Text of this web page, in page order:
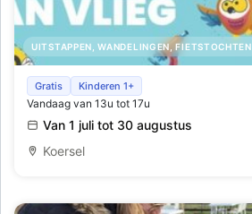
UITSTAPPEN, WANDELINGEN, FIETSTOCHTEN
Schatten van Vlieg in De Watersnip
Gratis Kinderen 1+
Vandaag van 13u tot 17u
Van 1 juli tot 30 augustus
Koersel